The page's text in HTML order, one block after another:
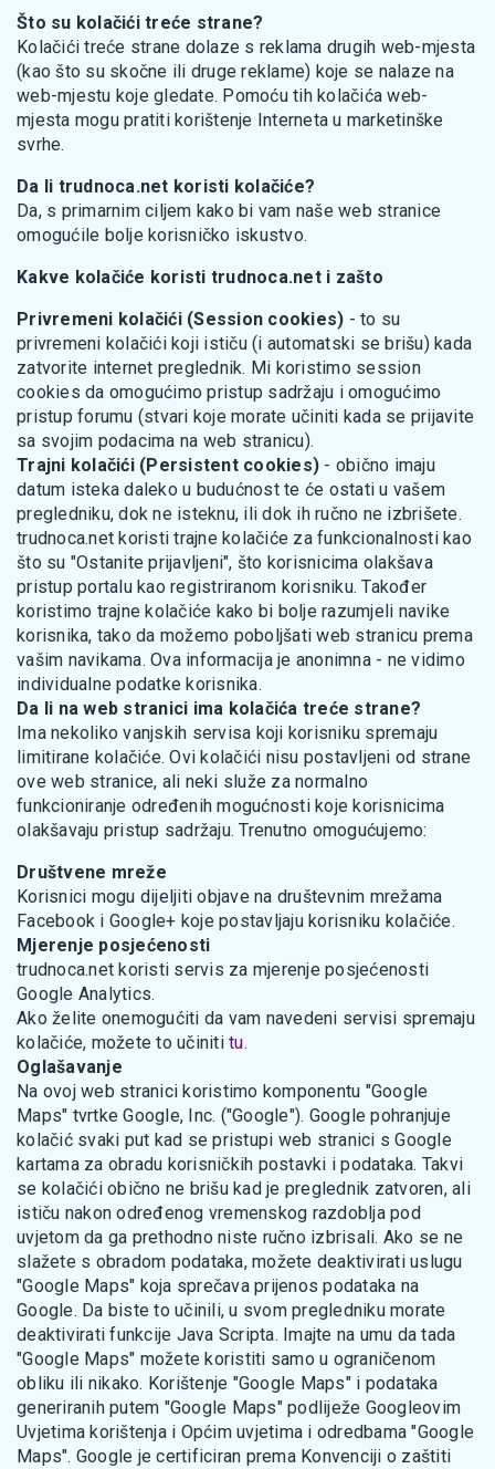
Što su kolačići treće strane?
Kolačići treće strane dolaze s reklama drugih web-mjesta
(kao što su skočne ili druge reklame) koje se nalaze na
web-mjestu koje gledate. Pomoću tih kolačića web-
mjesta mogu pratiti korištenje Interneta u marketinške
svrhe.
Da li trudnoca.net koristi kolačiće?
Da, s primarnim ciljem kako bi vam naše web stranice
omogućile bolje korisničko iskustvo.
Kakve kolačiće koristi trudnoca.net i zašto
Privremeni kolačići (Session cookies) - to su
privremeni kolačići koji ističu (i automatski se brišu) kada
zatvorite internet preglednik. Mi koristimo session
cookies da omogućimo pristup sadržaju i omogućimo
pristup forumu (stvari koje morate učiniti kada se prijavite
sa svojim podacima na web stranicu).
Trajni kolačići (Persistent cookies) - obično imaju
datum isteka daleko u budućnost te će ostati u vašem
pregledniku, dok ne isteknu, ili dok ih ručno ne izbrišete.
trudnoca.net koristi trajne kolačiće za funkcionalnosti kao
što su "Ostanite prijavljeni", što korisnicima olakšava
pristup portalu kao registriranom korisniku. Također
koristimo trajne kolačiće kako bi bolje razumjeli navike
korisnika, tako da možemo poboljšati web stranicu prema
vašim navikama. Ova informacija je anonimna - ne vidimo
individualne podatke korisnika.
Da li na web stranici ima kolačića treće strane?
Ima nekoliko vanjskih servisa koji korisniku spremaju
limitirane kolačiće. Ovi kolačići nisu postavljeni od strane
ove web stranice, ali neki služe za normalno
funkcioniranje određenih mogućnosti koje korisnicima
olakšavaju pristup sadržaju. Trenutno omogućujemo:
Društvene mreže
Korisnici mogu dijeljiti objave na društevnim mrežama
Facebook i Google+ koje postavljaju korisniku kolačiće.
Mjerenje posjećenosti
trudnoca.net koristi servis za mjerenje posjećenosti
Google Analytics.
Ako želite onemogućiti da vam navedeni servisi spremaju
kolačiće, možete to učiniti tu.
Oglašavanje
Na ovoj web stranici koristimo komponentu "Google
Maps" tvrtke Google, Inc. ("Google"). Google pohranjuje
kolačić svaki put kad se pristupi web stranici s Google
kartama za obradu korisničkih postavki i podataka. Takvi
se kolačići obično ne brišu kad je preglednik zatvoren, ali
ističu nakon određenog vremenskog razdoblja pod
uvjetom da ga prethodno niste ručno izbrisali. Ako se ne
slažete s obradom podataka, možete deaktivirati uslugu
"Google Maps" koja sprečava prijenos podataka na
Google. Da biste to učinili, u svom pregledniku morate
deaktivirati funkcije Java Scripta. Imajte na umu da tada
"Google Maps" možete koristiti samo u ograničenom
obliku ili nikako. Korištenje "Google Maps" i podataka
generiranih putem "Google Maps" podliježe Googleovim
Uvjetima korištenja i Općim uvjetima i odredbama "Google
Maps". Google je certificiran prema Konvenciji o zaštiti